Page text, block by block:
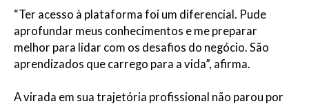
“Ter acesso à plataforma foi um diferencial. Pude
aprofundar meus conhecimentos e me preparar
melhor para lidar com os desafios do negócio. São
aprendizados que carrego para a vida”, afirma.
A virada em sua trajetória profissional não parou por